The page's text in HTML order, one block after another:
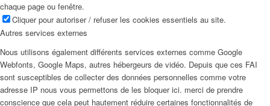
chaque page ou fenêtre.
Cliquer pour autoriser / refuser les cookies essentiels au site.
Autres services externes
Nous utilisons également différents services externes comme Google
Webfonts, Google Maps, autres hébergeurs de vidéo. Depuis que ces FAI
sont susceptibles de collecter des données personnelles comme votre
adresse IP nous vous permettons de les bloquer ici. merci de prendre
conscience que cela peut hautement réduire certaines fonctionnalités de